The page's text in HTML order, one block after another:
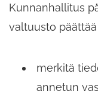
Kunnanhallitus
valtuusto päättää
merkitä
annetun